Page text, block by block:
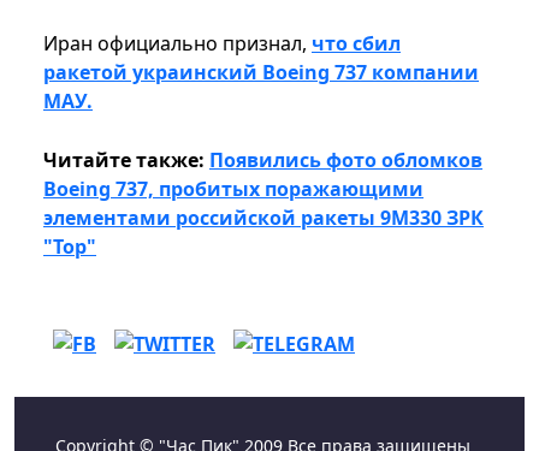
Иран официально признал, что сбил
ракетой украинский Boeing 737 компании
МАУ.
Читайте также: Появились фото обломков
Boeing 737, пробитых поражающими
элементами российской ракеты 9М330 ЗРК
"Тор"
Copyright © "Час Пик" 2009 Все права защищены